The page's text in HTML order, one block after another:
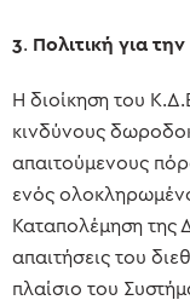
3. Πολιτική για
Η διοίκηση του
κινδύνους
απαιτούμενους
ενός
Καταπολέμηση της
απαιτήσεις του
πλαίσιο του